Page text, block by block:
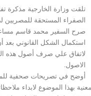
تلقت وزارة الخارجية مذكرة
الصفراء المستحقة للمصريين لدي
صرح السفير محمد قاسم مساعد
استكمال الشكل القانوني بعد
لاتفاق علي صرف أصول هذه
الاصول.
أوضح في تصريحات صحفية
بهذا الموضوع لابداء